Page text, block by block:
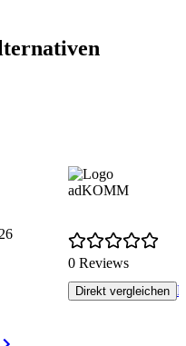
adKOMM
0 Reviews
Direkt vergleichen